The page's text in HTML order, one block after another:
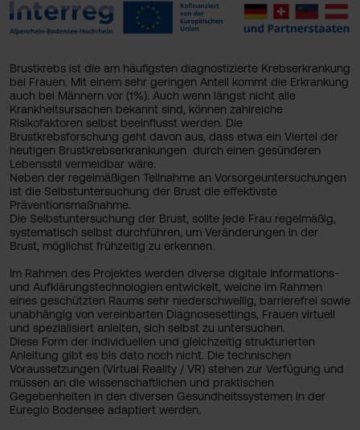
Brustkrebs ist die am häufigsten diagnostizierte Krebserkrankung
bei Frauen. Mit einem sehr geringen Anteil kommt die Erkrankung
auch bei Männern vor (1%). Auch wenn längst nicht alle
Krankheitsursachen bekannt sind, können zahlreiche
Risikofaktoren selbst beeinflusst werden. Die
Brustkrebsforschung geht davon aus, dass etwa ein Viertel der
heutigen Brustkrebserkrankungen durch einen gesünderen
Lebensstil vermeidbar wäre.
Neben der regelmäßigen Teilnahme an Vorsorgeuntersuchungen
ist die Selbstuntersuchung der Brust die effektivste
Präventionsmaßnahme.
Die Selbstuntersuchung der Brust, sollte jede Frau regelmäßig,
systematisch selbst durchführen, um Veränderungen in der
Brust, möglichst frühzeitig zu erkennen.
Im Rahmen des Projektes werden diverse digitale Informations-
und Aufklärungstechnologien entwickelt, welche im Rahmen
eines geschützten Raums sehr niederschwellig, barrierefrei sowie
unabhängig von vereinbarten Diagnosesettings, Frauen virtuell
und spezialisiert anleiten, sich selbst zu untersuchen.
Diese Form der individuellen und gleichzeitig strukturierten
Anleitung gibt es bis dato noch nicht. Die technischen
Voraussetzungen (Virtual Reality / VR) stehen zur Verfügung und
müssen an die wissenschaftlichen und praktischen
Gegebenheiten in den diversen Gesundheitssystemen in der
Euregio Bodensee adaptiert werden.